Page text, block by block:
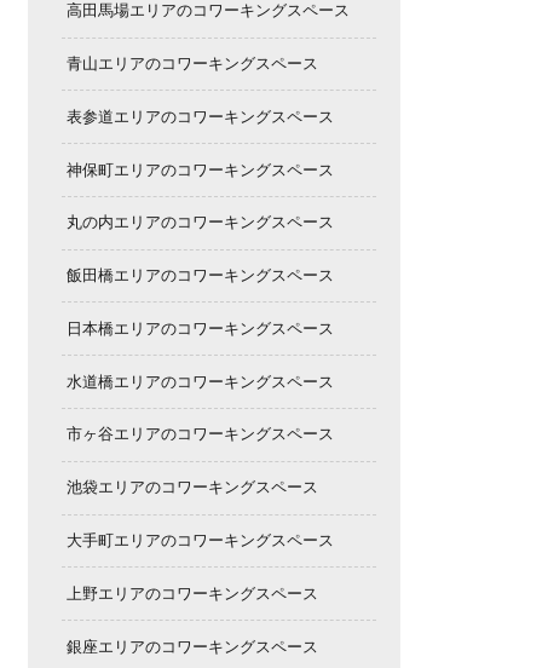
高田馬場エリアのコワーキングスペース
青山エリアのコワーキングスペース
表参道エリアのコワーキングスペース
神保町エリアのコワーキングスペース
丸の内エリアのコワーキングスペース
飯田橋エリアのコワーキングスペース
日本橋エリアのコワーキングスペース
水道橋エリアのコワーキングスペース
市ヶ谷エリアのコワーキングスペース
池袋エリアのコワーキングスペース
大手町エリアのコワーキングスペース
上野エリアのコワーキングスペース
銀座エリアのコワーキングスペース